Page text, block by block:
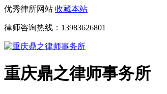
优秀律所网站 收藏本站
律师咨询热线： 13983626801
重庆鼎之律师事务所